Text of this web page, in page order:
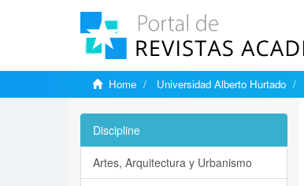
Home Universidad Alberto Hurtado
Discipline
Artes, Arquitectura y Urbanismo